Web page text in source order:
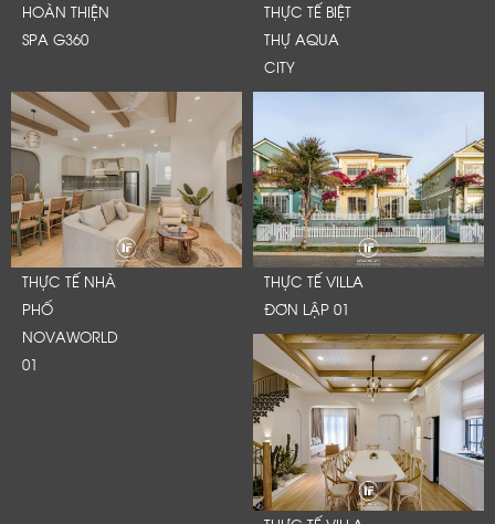
HOÀN THIỆN
SPA G360
THỰC TẾ BIỆT
THỰ AQUA
CITY
THỰC TẾ NHÀ
PHỐ
NOVAWORLD
01
THỰC TẾ VILLA
ĐƠN LẬP 01